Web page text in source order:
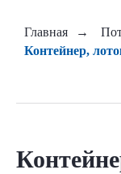
Главная →
Контейнер,